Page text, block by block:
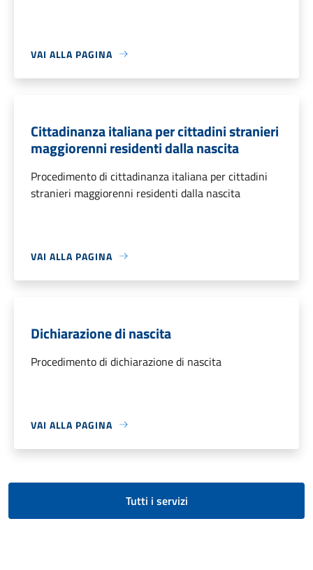
VAI ALLA PAGINA
Cittadinanza italiana per cittadini stranieri
maggiorenni residenti dalla nascita
Procedimento di cittadinanza italiana per cittadini
stranieri maggiorenni residenti dalla nascita
VAI ALLA PAGINA
Dichiarazione di nascita
Procedimento di dichiarazione di nascita
VAI ALLA PAGINA
Tutti i servizi